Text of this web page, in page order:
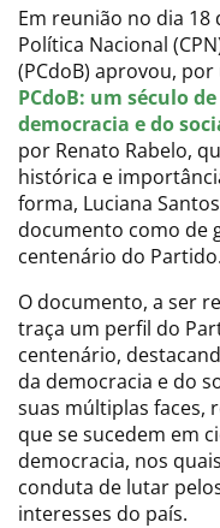
Em reunião no dia 18
Política Nacional
(PCdoB) aprovou,
PCdoB: um século
democracia e do
por Renato Rabelo,
histórica e
forma, Luciana
documento como de
centenário do Partido.
O documento, a ser
traça um perfil do
centenário,
da democracia e do
suas múltiplas faces,
que se sucedem em
democracia, nos
conduta de lutar
interesses do país.